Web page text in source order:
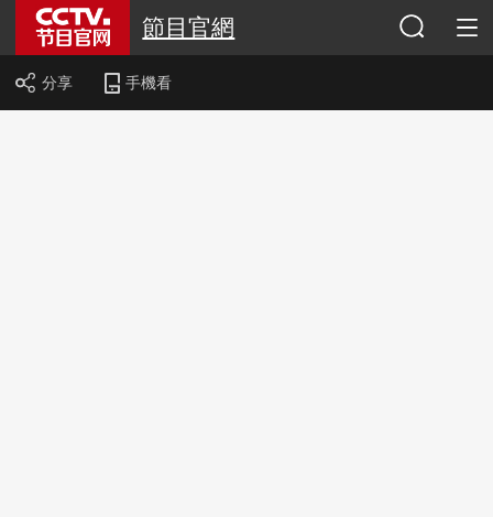
節目官網
分享 手機看